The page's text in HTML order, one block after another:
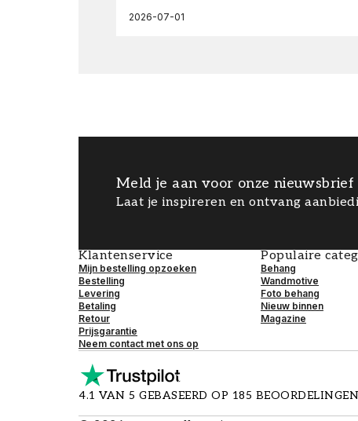
2026-07-01
Meld je aan voor onze nieuwsbrief
Laat je inspireren en ontvang
Klantenservice
Mijn bestelling opzoeken
Bestelling
Levering
Betaling
Retour
Prijsgarantie
Neem contact met ons op
Populaire
Behang
Wandmotive
Foto behang
Nieuw binnen
Magazine
4.1 VAN 5 GEBASEERD OP 185 BEOORDELINGEN